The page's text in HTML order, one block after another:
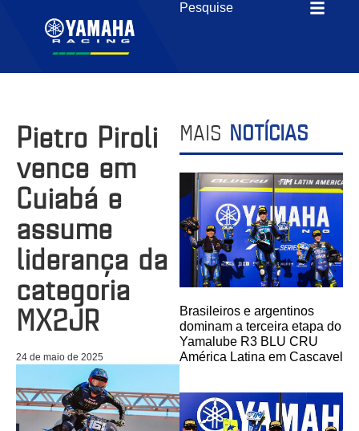
Pietro Piroli
vence em
Cuiabá e
assume
liderança da
categoria
MX2JR
24 de maio de 2025
MAIS NOTÍCIAS
Brasileiros e argentinos
dominam a terceira etapa do
Yamalube R3 BLU CRU
América Latina em Cascavel